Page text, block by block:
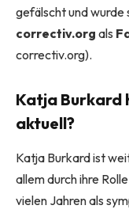
gefälscht und
correctiv.org als
correctiv.org).
Katja Burkard
aktuell?
Katja Burkard ist
allem durch ihre
vielen Jahren als